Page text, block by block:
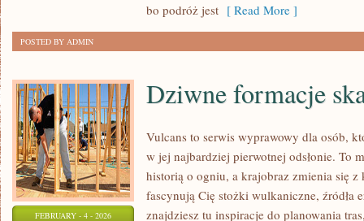
bo podróż jest [ Read More ]
POSTED BY ADMIN
FEBRUARY - 4 - 2026
Dziwne formacje
Vulcans to serwis wyprawowy dla osób,
w jej najbardziej pierwotnej odsłonie. To
historią o ogniu, a krajobraz zmienia się z
fascynują Cię stożki wulkaniczne, źródła
znajdziesz tu inspiracje do planowania